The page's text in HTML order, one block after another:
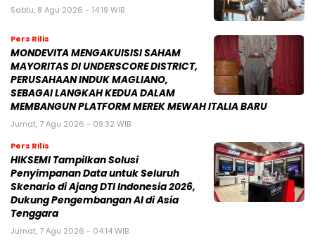
Sabtu, 8 Agu 2026 - 14:19 WIB
Pers Rilis
MONDEVITA MENGAKUISISI SAHAM
MAYORITAS DI UNDERSCORE DISTRICT,
PERUSAHAAN INDUK MAGLIANO,
SEBAGAI LANGKAH KEDUA DALAM
MEMBANGUN PLATFORM MEREK MEWAH ITALIA BARU
Jumat, 7 Agu 2026 - 09:32 WIB
Pers Rilis
HIKSEMI Tampilkan Solusi
Penyimpanan Data untuk Seluruh
Skenario di Ajang DTI Indonesia 2026,
Dukung Pengembangan AI di Asia
Tenggara
Jumat, 7 Agu 2026 - 04:14 WIB